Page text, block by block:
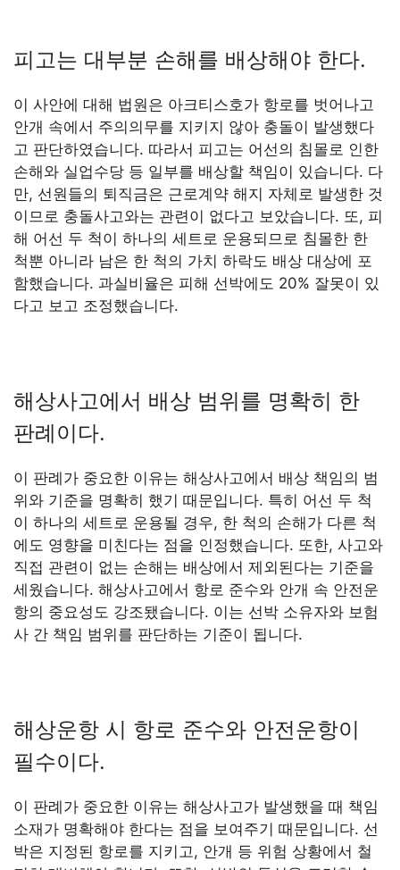
피고는 대부분 손해를 배상해야 한다.
이 사안에 대해 법원은 아크티스호가 항로를 벗어나고
안개 속에서 주의의무를 지키지 않아 충돌이 발생했다
고 판단하였습니다. 따라서 피고는 어선의 침몰로 인한
손해와 실업수당 등 일부를 배상할 책임이 있습니다. 다
만, 선원들의 퇴직금은 근로계약 해지 자체로 발생한 것
이므로 충돌사고와는 관련이 없다고 보았습니다. 또, 피
해 어선 두 척이 하나의 세트로 운용되므로 침몰한 한
척뿐 아니라 남은 한 척의 가치 하락도 배상 대상에 포
함했습니다. 과실비율은 피해 선박에도 20% 잘못이 있
다고 보고 조정했습니다.
해상사고에서 배상 범위를 명확히 한
판례이다.
이 판례가 중요한 이유는 해상사고에서 배상 책임의 범
위와 기준을 명확히 했기 때문입니다. 특히 어선 두 척
이 하나의 세트로 운용될 경우, 한 척의 손해가 다른 척
에도 영향을 미친다는 점을 인정했습니다. 또한, 사고와
직접 관련이 없는 손해는 배상에서 제외된다는 기준을
세웠습니다. 해상사고에서 항로 준수와 안개 속 안전운
항의 중요성도 강조됐습니다. 이는 선박 소유자와 보험
사 간 책임 범위를 판단하는 기준이 됩니다.
해상운항 시 항로 준수와 안전운항이
필수이다.
이 판례가 중요한 이유는 해상사고가 발생했을 때 책임
소재가 명확해야 한다는 점을 보여주기 때문입니다. 선
박은 지정된 항로를 지키고, 안개 등 위험 상황에서 철